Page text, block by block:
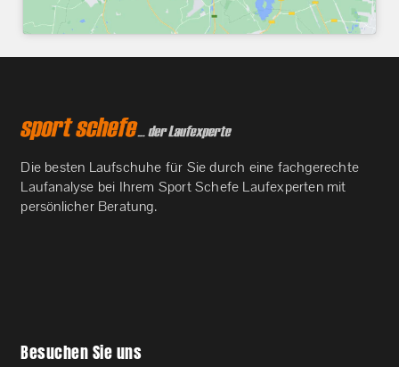
Die besten Laufschuhe für Sie durch eine fachgerechte
Laufanalyse bei Ihrem Sport Schefe Laufexperten mit
persönlicher Beratung.
Besuchen Sie uns